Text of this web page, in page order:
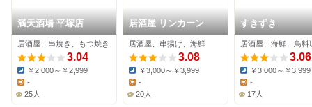
満天酒場 平塚店
居酒屋、串焼き、もつ焼き
3.04
Dinner:
￥2,000～￥2,999
Lunch:
-
25人
居酒屋 リンカーン
居酒屋、串揚げ、海鮮
3.08
Dinner:
￥3,000～￥3,999
Lunch:
-
20人
すきずき
居酒屋、海鮮、鳥料
3.06
Dinner:
￥3,000～￥3,999
Lunch:
-
17人